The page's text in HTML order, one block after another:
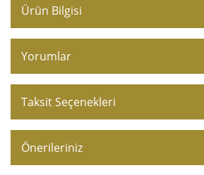
Ürün Bilgisi
Yorumlar
Taksit Seçenekleri
Önerileriniz